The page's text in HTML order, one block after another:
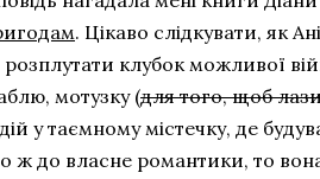
. Цікаво слідкувати, як
розплутати клубок можливої
мотузку (для того, щоб
дій у таємному містечку, де
ж до власне романтики, то